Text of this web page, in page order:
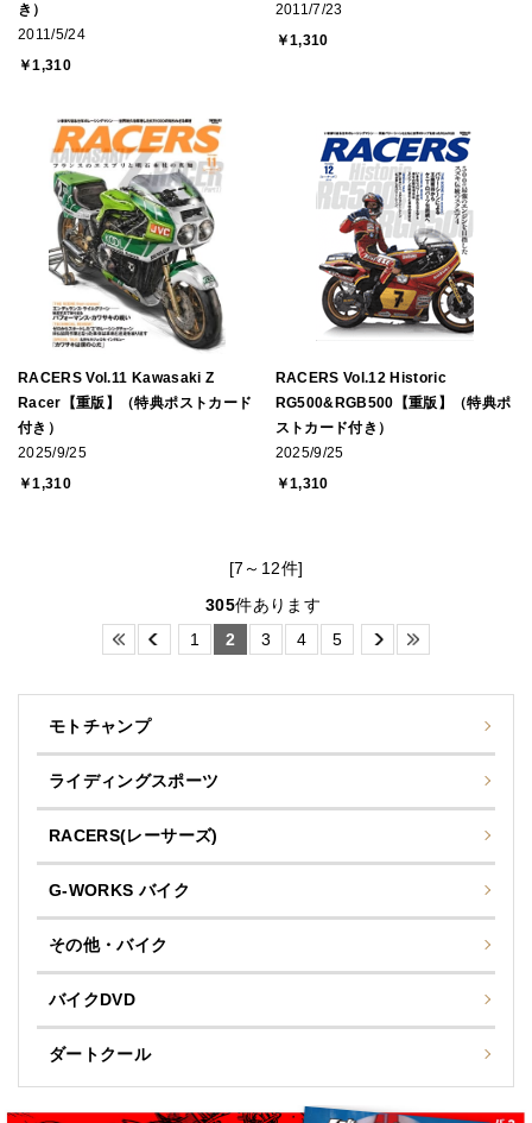
き）
2011/5/24
￥1,310
2011/7/23
￥1,310
RACERS Vol.11 Kawasaki Z
Racer【重版】（特典ポストカード
付き）
2025/9/25
￥1,310
RACERS Vol.12 Historic
RG500&RGB500【重版】（特典ポ
ストカード付き）
2025/9/25
￥1,310
[7～12件]
305件あります
1
2 3 4 5
モトチャンプ
ライディングスポーツ
RACERS(レーサーズ)
G-WORKS バイク
その他・バイク
バイクDVD
ダートクール